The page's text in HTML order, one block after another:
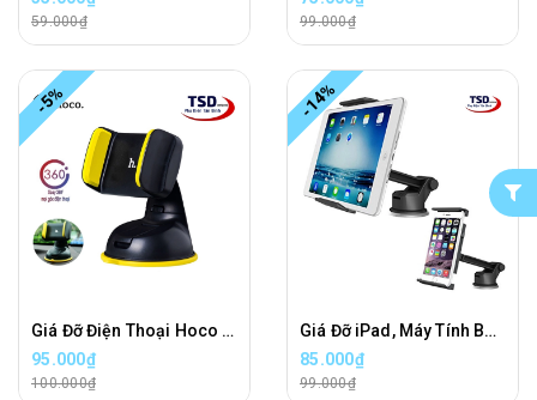
59.000₫ 99.000₫
-5%
Giá Đỡ Điện Thoại Hoco CA5 Chính Hãng Gắn Trên Xe Hơi, Ô Tô
95.000₫
100.000₫
-14%
Giá Đỡ iPad, Máy Tính Bảng Trên Xe Hơi Hít Chân Không Cao Cấp - iPad Holder For Car
85.000₫
99.000₫